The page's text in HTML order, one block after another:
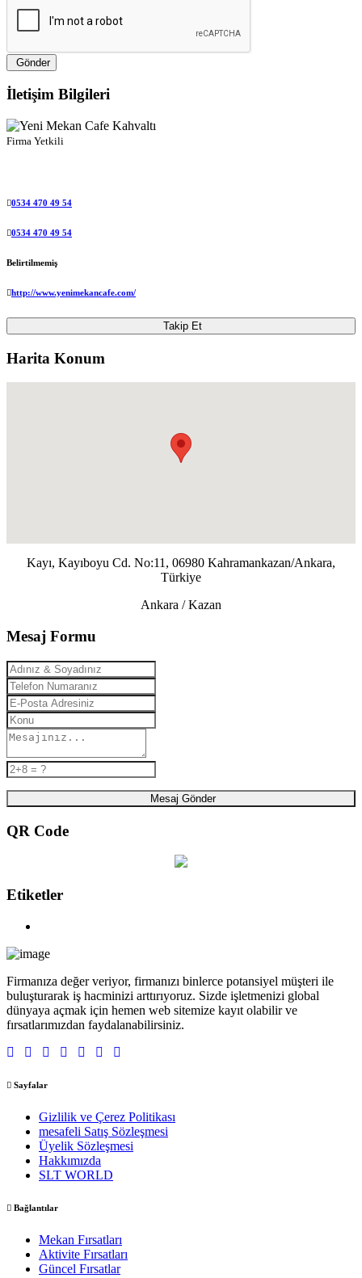
Gönder
İletişim Bilgileri
Firma Yetkili
0534 470 49 54
0534 470 49 54
Belirtilmemiş
http://www.yenimekancafe.com/
Takip Et
Harita Konum
Kayı, Kayıboyu Cd. No:11, 06980 Kahramankazan/Ankara,
Türkiye
Ankara / Kazan
Mesaj Formu
Mesaj Gönder
QR Code
Etiketler
Firmanıza değer veriyor, firmanızı binlerce potansiyel müşteri ile
buluşturarak iş hacminizi arttırıyoruz. Sizde işletmenizi global
dünyaya açmak için hemen web sitemize kayıt olabilir ve
fırsatlarımızdan faydalanabilirsiniz.
Sayfalar
Gizlilik ve Çerez Politikası
mesafeli Satış Sözleşmesi
Üyelik Sözleşmesi
Hakkımızda
SLT WORLD
Bağlantılar
Mekan Fırsatları
Aktivite Fırsatları
Güncel Fırsatlar